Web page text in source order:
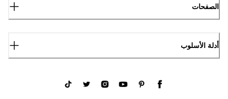
الصفحات
أدلة الأسلوب